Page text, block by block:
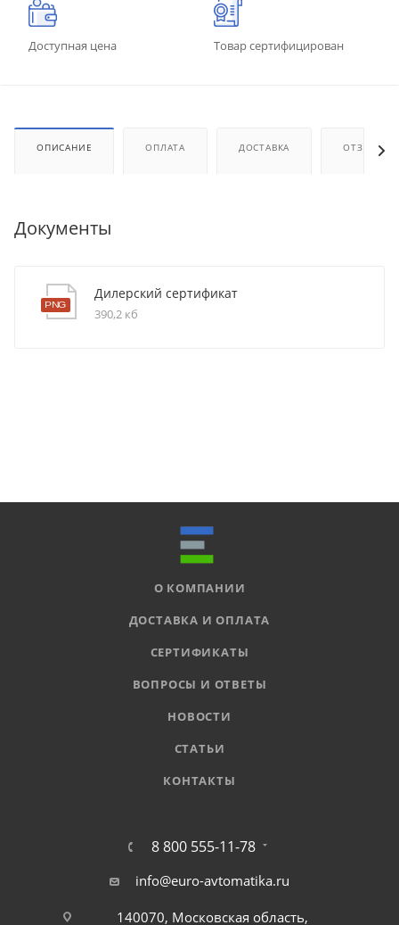
Доступная цена Товар сертифицирован
ОПИСАНИЕ ОПЛАТА ДОСТАВКА ОТЗЫВЫ
Документы
Дилерский сертификат
390,2 кб
О КОМПАНИИ
ДОСТАВКА И ОПЛАТА
СЕРТИФИКАТЫ
ВОПРОСЫ И ОТВЕТЫ
НОВОСТИ
СТАТЬИ
КОНТАКТЫ
8 800 555-11-78
info@euro-avtomatika.ru
140070, Московская область,